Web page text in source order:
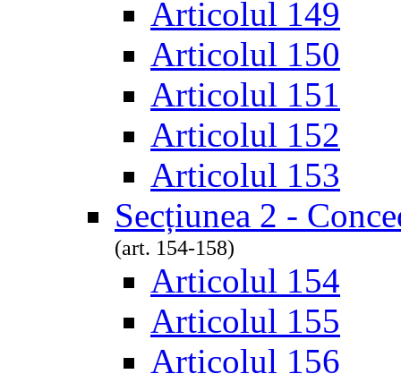
Articolul 149
Articolul 150
Articolul 151
Articolul 152
Articolul 153
Secțiunea 2 -
(art. 154-158)
Articolul 154
Articolul 155
Articolul 156